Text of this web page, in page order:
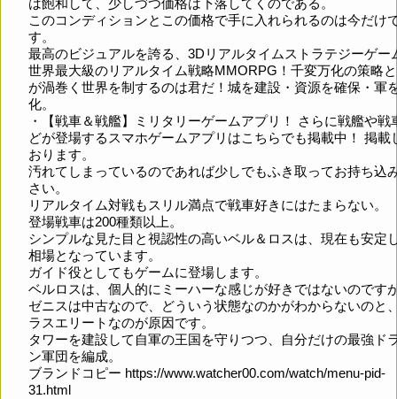
は飽和して、少しづつ価格は下落してくのである。
このコンディションとこの価格で手に入れられるのは今だけ
す。
最高のビジュアルを誇る、3Dリアルタイムストラテジーゲー
世界最大級のリアルタイム戦略MMORPG！千変万化の策略
が渦巻く世界を制するのは君だ！城を建設・資源を確保・軍
化。
・【戦車＆戦艦】ミリタリーゲームアプリ！ さらに戦艦や戦
どが登場するスマホゲームアプリはこちらでも掲載中！ 掲載
おります。
汚れてしまっているのであれば少しでもふき取ってお持ち込
さい。
リアルタイム対戦もスリル満点で戦車好きにはたまらない。
登場戦車は200種類以上。
シンプルな見た目と視認性の高いベル＆ロスは、現在も安定
相場となっています。
ガイド役としてもゲームに登場します。
ベルロスは、個人的にミーハーな感じが好きではないのです
ゼニスは中古なので、どういう状態なのかがわからないのと
ラスエリートなのが原因です。
タワーを建設して自軍の王国を守りつつ、自分だけの最強ド
ン軍団を編成。
ブランドコピー https://www.watcher00.com/watch/menu-pid-
31.html